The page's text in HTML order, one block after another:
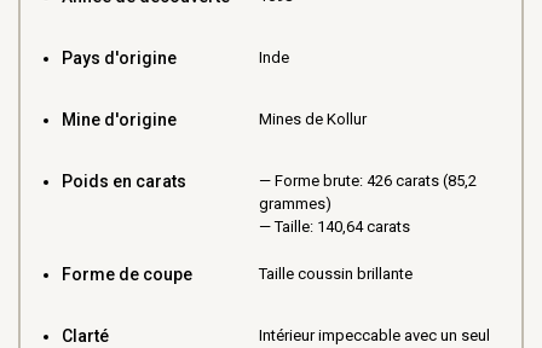
Pays d'origine Inde
Mine d'origine Mines de Kollur
Poids en carats
Forme brute: 426 carats (85,2
grammes)
Taille: 140,64 carats
Forme de coupe Taille coussin brillante
Clarté
Intérieur impeccable avec un seul